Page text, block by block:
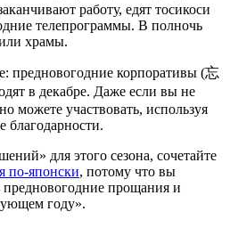
работу, едят тосикоси
телепрограммы. В полночь
храмы.
предновогодние корпоративы (忘
в декабре. Даже если вы не
можете участвовать, используя
благодарности.
для этого сезона, сочетайте
по-японски, потому что вы
предновогодние прощания и
году».